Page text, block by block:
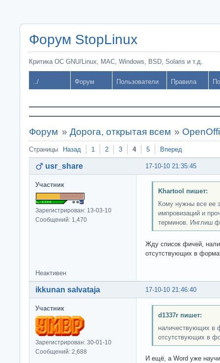
Форум StopLinux
Критика ОС GNU/Linux, MAC, Windows, BSD, Solaris и т.д.
../ Форум Пользователи Правила
Форум » Дорога, открытая всем »
Страницы Назад 1 2 3 4 5 Вперед
17-10-10 21:35:45
usr_share
Участник
Зарегистрирован: 13-03-10
Сообщений: 1,470
Khartool пишет:
Кому нужны все ее
импровизаций и
терминов. Инглиш
Жду список фичей,
отсутствующих в
Неактивен
17-10-10 21:46:40
ikkunan salvataja
Участник
Зарегистрирован: 30-01-10
Сообщений: 2,688
d1337r пишет:
наличествующих в
отсутствующих в
И ещё, а Word уже